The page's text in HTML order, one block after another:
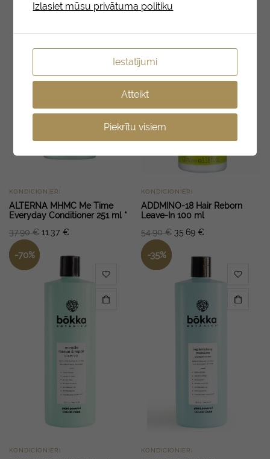
KONDICIONIERI
ALTERNA MHMC Me Time
Everyday Conditioner 251 ml *
37.90€ 11.37 €
-70%
KONDICIONIERI
ADDMINO-18 Hair Reborn
Leave-In 100 ml
54.90€ 35.69 €
-35%
KONDICIONIERI KONDICIONIERI
Izlasiet mūsu privātuma politiku
Iestatījumi
Atteikt
Piekrītu visiem